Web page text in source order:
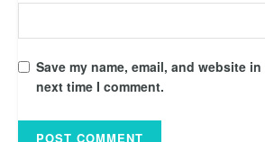
Save my name, email, and website
next time I comment.